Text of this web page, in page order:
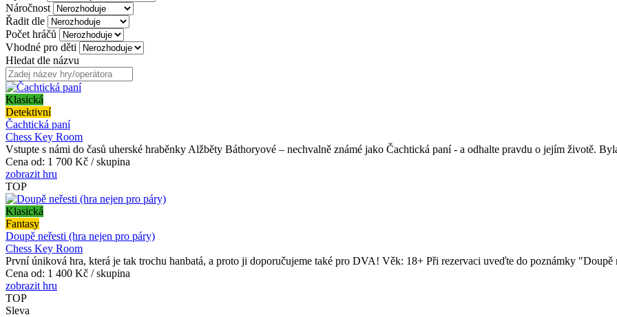
Náročnost
Řadit dle
Počet hráčů
Vhodné pro děti
Hledat dle názvu
Klasická
Detektivní
Čachtická paní
Chess Key Room
Vstupte s námi do časů uherské hraběnky Alžběty Báthoryové – nechvalně známé jako Čachtická paní - a odhalte pravdu o jejím životě.
Cena od: 1 700 Kč / skupina
zobrazit hru
TOP
Klasická
Fantasy
Doupě neřesti (hra nejen pro páry)
Chess Key Room
První úniková hra, která je tak trochu hanbatá, a proto ji doporučujeme také pro DVA! Věk: 18+ Při rezervaci uveďte do poznámky
Cena od: 1 400 Kč / skupina
zobrazit hru
TOP
Sleva